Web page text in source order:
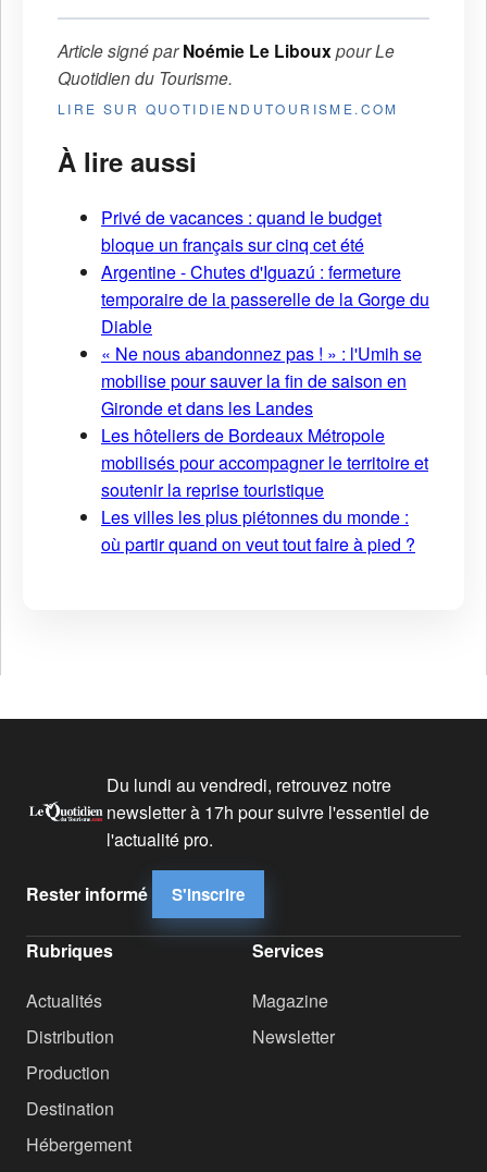
Article signé parNoémie Le LibouxpourLe
Quotidien du Tourisme.
LIRE SUR QUOTIDIENDUTOURISME.COM
À lire aussi
Privé de vacances : quand le budget
bloque un français sur cinq cet été
Argentine - Chutes d'Iguazú : fermeture
temporaire de la passerelle de la Gorge du
Diable
« Ne nous abandonnez pas ! » : l'Umih se
mobilise pour sauver la fin de saison en
Gironde et dans les Landes
Les hôteliers de Bordeaux Métropole
mobilisés pour accompagner le territoire et
soutenir la reprise touristique
Les villes les plus piétonnes du monde :
où partir quand on veut tout faire à pied ?
Du lundi au vendredi, retrouvez notre
newsletter à 17h pour suivre l'essentiel de
l'actualité pro.
Rester informé S'inscrire
Rubriques
Actualités
Distribution
Production
Destination
Hébergement
Services
Magazine
Newsletter